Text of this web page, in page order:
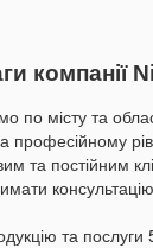
компанії
по місту та
професійному
та постійним
та послуги